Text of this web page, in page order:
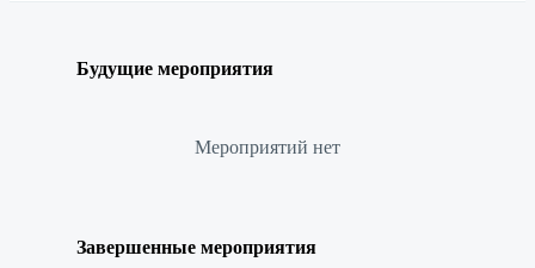
Будущие мероприятия
Мероприятий нет
Завершенные мероприятия